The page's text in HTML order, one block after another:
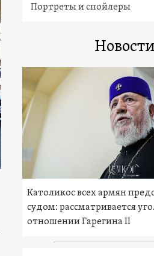
Портреты и спойлеры
Новости
Католикос всех армян
судом: рассматривается
отношении Гарегина II